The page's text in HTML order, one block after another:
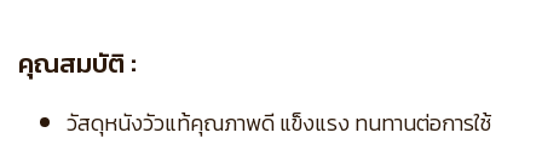
คุณสมบัติ :
วัสดุหนังวัวแท้คุณภาพดี แข็งแรง ทนทานต่อการใช้